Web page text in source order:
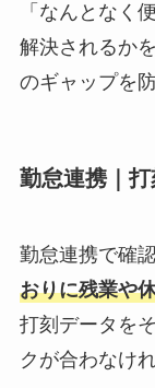
「なんとなく
解決されるか
のギャップを
勤怠連携｜
勤怠連携で確
おりに残業や
打刻データを
クが合わなけ